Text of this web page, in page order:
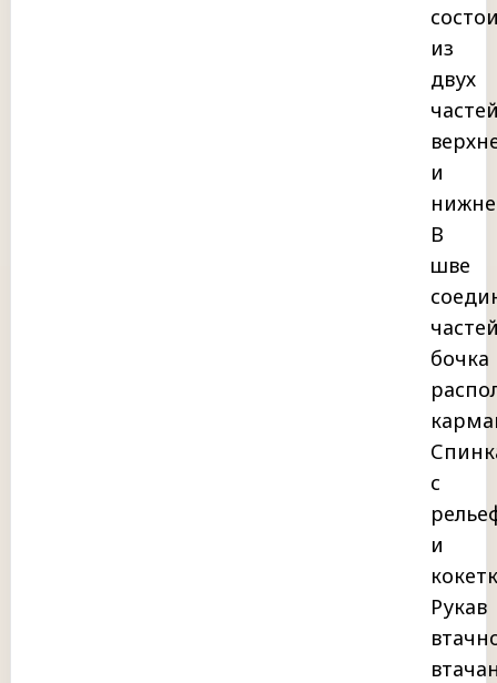
из
двух
и
В
шве
бочка
с
и
Рукав